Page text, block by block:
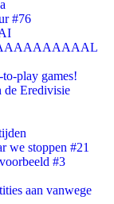
#76
play games!
de Eredivisie
we stoppen #21
#3
aan vanwege